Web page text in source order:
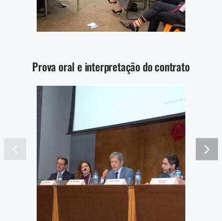
Prova oral e interpretação do contrato